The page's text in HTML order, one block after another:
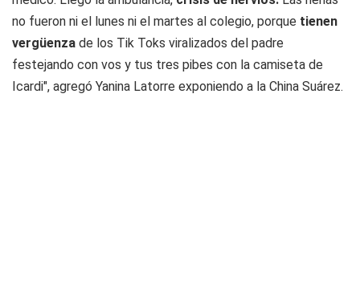
no fueron ni el lunes ni el martes al colegio, porque tienen
vergüenza de los Tik Toks viralizados del padre
festejando con vos y tus tres pibes con la camiseta de
Icardi", agregó Yanina Latorre exponiendo a la China Suárez.